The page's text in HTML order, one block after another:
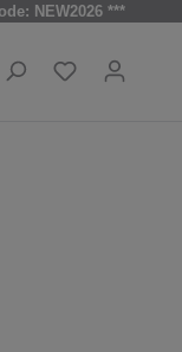
NEW2026 ***